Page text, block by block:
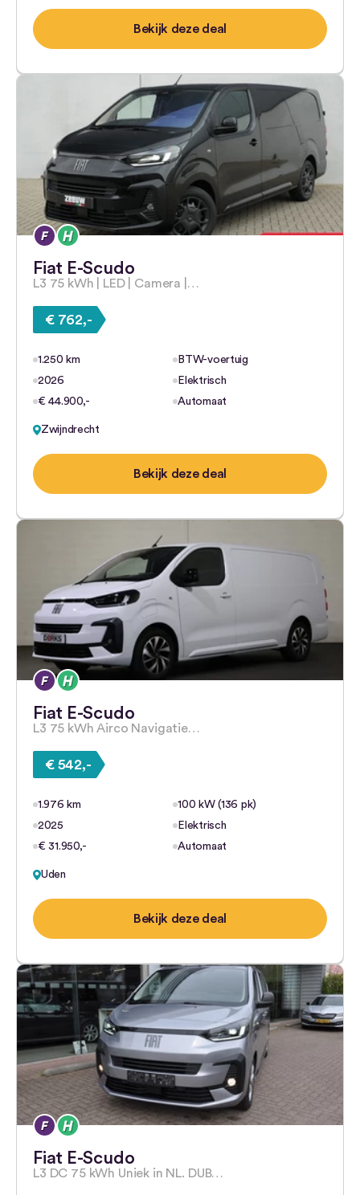
Bekijk deze deal
Fiat E-Scudo
L3 75 kWh | LED | Camera |…
€ 762,-
1.250 km
BTW-voertuig
2026
Elektrisch
€ 44.900,-
Automaat
Zwijndrecht
Bekijk deze deal
Fiat E-Scudo
L3 75 kWh Airco Navigatie…
€ 542,-
1.976 km
100 kW (136 pk)
2025
Elektrisch
€ 31.950,-
Automaat
Uden
Bekijk deze deal
Fiat E-Scudo
L3 DC 75 kWh Uniek in NL. DUB…